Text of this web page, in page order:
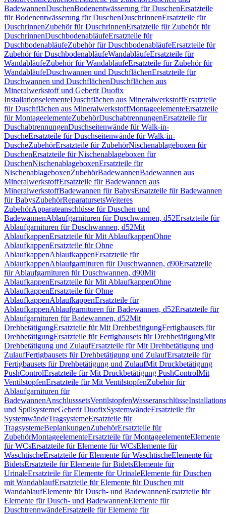
BadewannenDuschenBodenentwässerung für DuschenErsatzteile
für Bodenentwässerung für DuschenDuschrinnenErsatzteile für
DuschrinnenZubehör für DuschrinnenErsatzteile für Zubehör für
DuschrinnenDuschbodenabläufeErsatzteile für
DuschbodenabläufeZubehör für DuschbodenabläufeErsatzteile für
Zubehör für DuschbodenabläufeWandabläufeErsatzteile für
WandabläufeZubehör für WandabläufeErsatzteile für Zubehör für
WandabläufeDuschwannen und DuschflächenErsatzteile für
Duschwannen und DuschflächenDuschflächen aus
Mineralwerkstoff und Geberit Duofix
InstallationselementeDuschflächen aus MineralwerkstoffErsatzteile
für Duschflächen aus MineralwerkstoffMontageelementeErsatzteile
für MontageelementeZubehörDuschabtrennungenErsatzteile für
DuschabtrennungenDuschseitenwände für Walk-in-
DuscheErsatzteile für Duschseitenwände für Walk-in-
DuscheZubehörErsatzteile für ZubehörNischenablageboxen für
DuschenErsatzteile für Nischenablageboxen für
DuschenNischenablageboxenErsatzteile für
NischenablageboxenZubehörBadewannenBadewannen aus
MineralwerkstoffErsatzteile für Badewannen aus
MineralwerkstoffBadewannen für BabysErsatzteile für Badewannen
für BabysZubehörReparatursetsWeiteres
ZubehörApparateanschlüsse für Duschen und
BadewannenAblaufgarnituren für Duschwannen, d52Ersatzteile für
Ablaufgarnituren für Duschwannen, d52Mit
AblaufkappenErsatzteile für Mit AblaufkappenOhne
AblaufkappenErsatzteile für Ohne
AblaufkappenAblaufkappenErsatzteile für
AblaufkappenAblaufgarnituren für Duschwannen, d90Ersatzteile
für Ablaufgarnituren für Duschwannen, d90Mit
AblaufkappenErsatzteile für Mit AblaufkappenOhne
AblaufkappenErsatzteile für Ohne
AblaufkappenAblaufkappenErsatzteile für
AblaufkappenAblaufgarnituren für Badewannen, d52Ersatzteile für
Ablaufgarnituren für Badewannen, d52Mit
DrehbetätigungErsatzteile für Mit DrehbetätigungFertigbausets für
DrehbetätigungErsatzteile für Fertigbausets für DrehbetätigungMit
Drehbetätigung und ZulaufErsatzteile für Mit Drehbetätigung und
ZulaufFertigbausets für Drehbetätigung und ZulaufErsatzteile für
Fertigbausets für Drehbetätigung und ZulaufMit Druckbetätigung
PushControlErsatzteile für Mit Druckbetätigung PushControlMit
VentilstopfenErsatzteile für Mit VentilstopfenZubehör für
Ablaufgarnituren für
BadewannenAnschlusssetsVentilstopfenWasseranschlüsse
und SpülsystemeGeberit DuofixSystemwändeErsatzteile für
SystemwändeTragsystemeErsatzteile für
TragsystemeBeplankungenZubehörErsatzteile für
ZubehörMontageelementeErsatzteile für MontageelementeElemente
für WCsErsatzteile für Elemente für WCsElemente für
WaschtischeErsatzteile für Elemente für WaschtischeElemente für
BidetsErsatzteile für Elemente für BidetsElemente für
UrinaleErsatzteile für Elemente für UrinaleElemente für Duschen
mit WandablaufErsatzteile für Elemente für Duschen mit
WandablaufElemente für Dusch- und BadewannenErsatzteile für
Elemente für Dusch- und BadewannenElemente für
DuschtrennwändeErsatzteile für Elemente für